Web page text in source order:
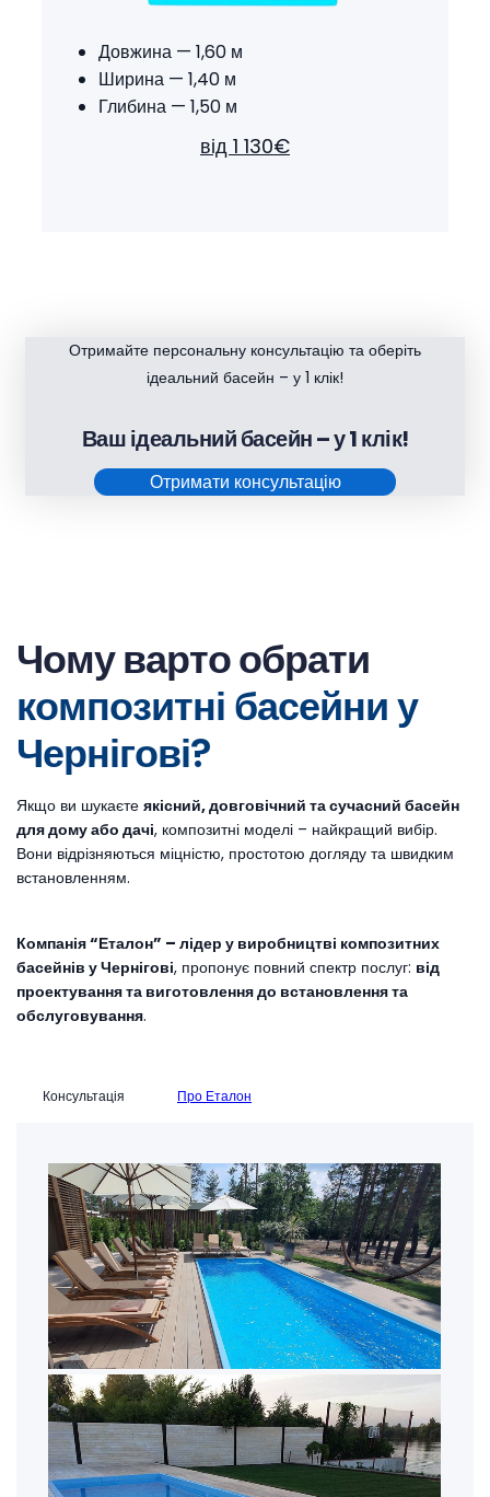
Довжина — 1,60 м
Ширина — 1,40 м
Глибина — 1,50 м
від 1 130€
Отримайте персональну консультацію та оберіть
ідеальний басейн – у 1 клік!
Ваш ідеальний басейн – у 1 клік!
Отримати консультацію
Чому варто обрати
композитні басейниу
Чернігові?
Якщо ви шукаєте якісний, довговічний та сучасний басейн
для дому або дачі, композитні моделі – найкращий вибір.
Вони відрізняються міцністю, простотою догляду та швидким
встановленням.
Компанія “Еталон” – лідер у виробництві композитних
басейнів у Чернігові, пропонує повний спектр послуг: від
проектування та виготовлення до встановлення та
обслуговування.
Консультація Про Еталон